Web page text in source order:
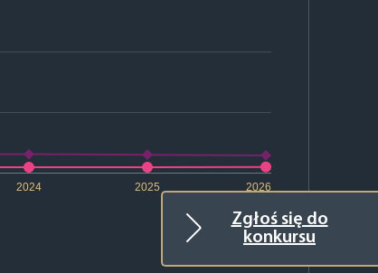
Zgłoś się do
konkursu
2024 2025 2026